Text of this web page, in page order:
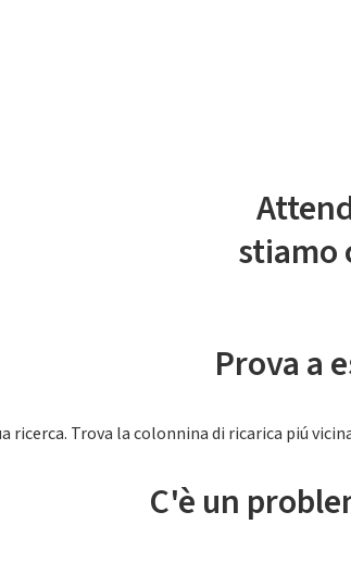
stiamo
Prova a
Trova la colonnina di ricarica piú
C'è un